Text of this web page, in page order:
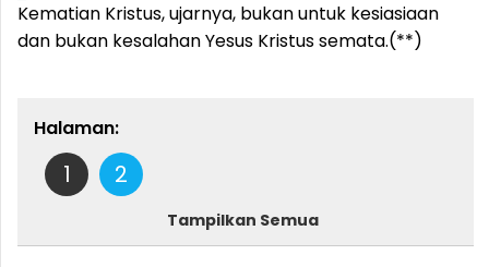
Kematian Kristus, ujarnya, bukan untuk kesiasiaan
dan bukan kesalahan Yesus Kristus semata.(**)
Halaman:
1 2
Tampilkan Semua